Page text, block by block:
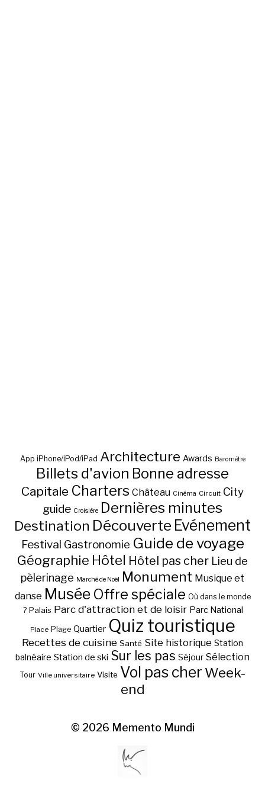
App iPhone/iPod/iPad Architecture Awards Baromètre
Billets d'avion Bonne adresse
Capitale Charters Château Cinéma Circuit City
guide Croisière Dernières minutes
Destination Découverte Evénement
Festival Gastronomie Guide de voyage
Géographie Hôtel Hôtel pas cher Lieu de
pèlerinage Marché de Noël Monument Musique et
danse Musée Offre spéciale Où dans le monde
? Palais Parc d'attraction et de loisir Parc National
Place Plage Quartier Quiz touristique
Recettes de cuisine Santé Site historique Station
balnéaire Station de ski Sur les pas Séjour Sélection
Tour Ville universitaire Visite Vol pas cher Week-
end
© 2026 Memento Mundi